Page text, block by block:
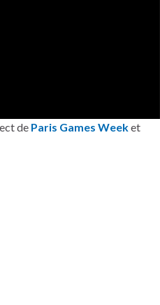
de Paris Games Weeket